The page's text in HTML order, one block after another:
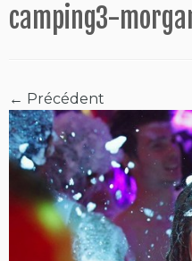
camping3-
← Précédent